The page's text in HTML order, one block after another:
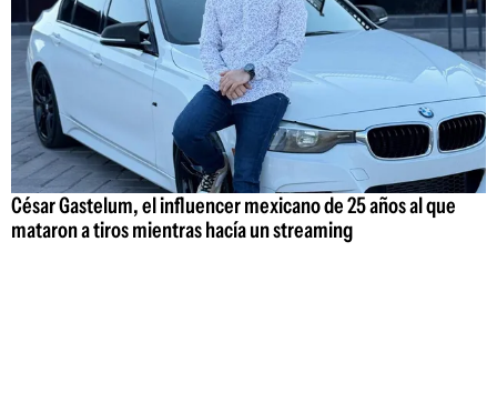
César Gastelum, el influencer mexicano de 25 años al que
mataron a tiros mientras hacía un streaming